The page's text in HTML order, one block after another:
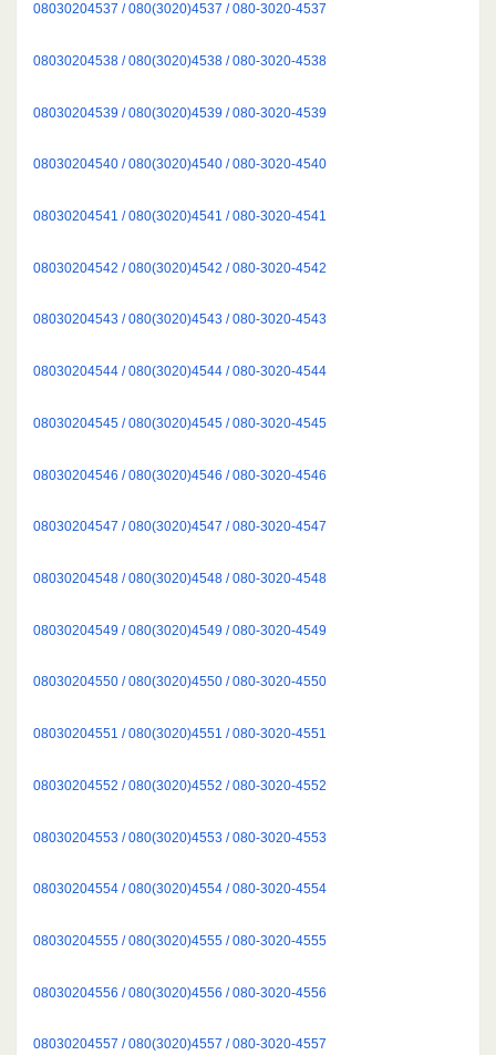
08030204537 / 080(3020)4537 / 080-3020-4537
08030204538 / 080(3020)4538 / 080-3020-4538
08030204539 / 080(3020)4539 / 080-3020-4539
08030204540 / 080(3020)4540 / 080-3020-4540
08030204541 / 080(3020)4541 / 080-3020-4541
08030204542 / 080(3020)4542 / 080-3020-4542
08030204543 / 080(3020)4543 / 080-3020-4543
08030204544 / 080(3020)4544 / 080-3020-4544
08030204545 / 080(3020)4545 / 080-3020-4545
08030204546 / 080(3020)4546 / 080-3020-4546
08030204547 / 080(3020)4547 / 080-3020-4547
08030204548 / 080(3020)4548 / 080-3020-4548
08030204549 / 080(3020)4549 / 080-3020-4549
08030204550 / 080(3020)4550 / 080-3020-4550
08030204551 / 080(3020)4551 / 080-3020-4551
08030204552 / 080(3020)4552 / 080-3020-4552
08030204553 / 080(3020)4553 / 080-3020-4553
08030204554 / 080(3020)4554 / 080-3020-4554
08030204555 / 080(3020)4555 / 080-3020-4555
08030204556 / 080(3020)4556 / 080-3020-4556
08030204557 / 080(3020)4557 / 080-3020-4557